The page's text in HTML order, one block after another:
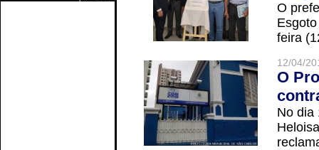
O
feira
12/04/
O
No dia